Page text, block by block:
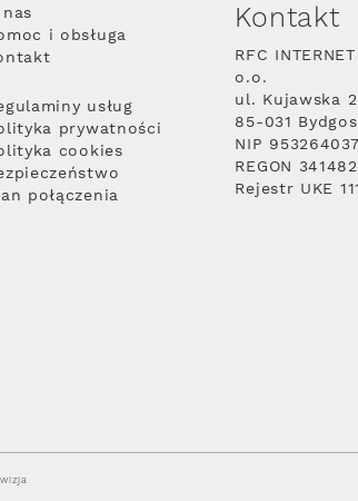
i obsługa
usług
prywatności
cookies
połączenia
Kontakt
RFC
o.o.
ul. Kujawska 2
85-031
NIP
REGON
Rejestr UKE